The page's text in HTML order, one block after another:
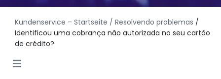
Kundenservice – Startseite / Resolvendo problemas /
Identificou uma cobrança não autorizada no seu cartão
de crédito?